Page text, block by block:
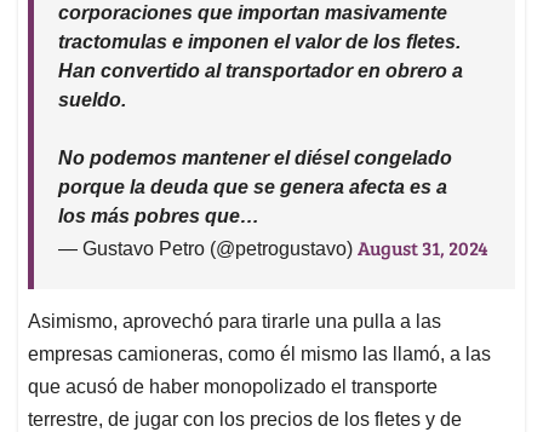
corporaciones que importan masivamente
tractomulas e imponen el valor de los fletes.
Han convertido al transportador en obrero a
sueldo.
No podemos mantener el diésel congelado
porque la deuda que se genera afecta es a
los más pobres que…
— Gustavo Petro (@petrogustavo) August 31, 2024
Asimismo, aprovechó para tirarle una pulla a las
empresas camioneras, como él mismo las llamó, a las
que acusó de haber monopolizado el transporte
terrestre, de jugar con los precios de los fletes y de